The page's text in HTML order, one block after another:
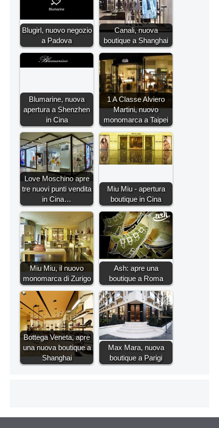
Blugirl, nuovo negozio
a Padova
Canali, nuova
boutique a Shanghai
Blumarine, nuova
apertura a Shenzhen
in Cina
1 A Classe Alviero
Martini, nuovo
monomarca a Taipei
Love Moschino apre
tre nuovi punti vendita
in Cina…
Miu Miu - apertura
boutique in Cina
Miu Miu, il nuovo
monomarca di Zurigo
Ash: apre una
boutique a Roma
Bottega Veneta, apre
una nuova boutique a
Shanghai
Max Mara, nuova
boutique a Parigi